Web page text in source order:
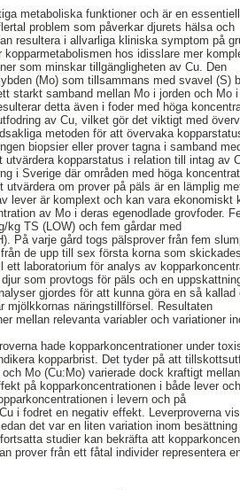
metaboliska funktioner och är en
problem som påverkar djurets hälsa och
resultera i allvarliga kliniska symptom på
hos idisslare mer
som minskar tillgängligheten av Cu. Den
(Mo) som tillsammans med svavel (S)
starkt samband mellan Mo i jorden och Mo i
detta även i foder med höga
av Cu, vilket gör det viktigt med
metoden för att övervaka
biopsier eller prover tagna i samband
kopparstatus i relation till intag av
i Sverige där områden med höga
om prover på päls är en lämplig
lever är komplext och kan vara ekonomiskt
av Mo i deras egenodlade grovfoder.
kg TS (LOW) och fem gårdar med
På varje gård togs pälsprover från fem
de upp till sex första korna som
laboratorium för analys av
som provtogs för päls och en
gjordes för att kunna göra en så kallad
mjölkkornas näringstillförsel. Resultaten
mellan relevanta variabler och variationer
hade kopparkoncentrationer under
kopparbrist. Det tyder på att
Mo (Cu:Mo) varierade dock kraftigt
på kopparkoncentrationen i både lever
i levern och på
i fodret en negativ effekt. Leverproverna
det var en liten variation inom besättning
studier kan bekräfta att
prover från ett fåtal individer representera